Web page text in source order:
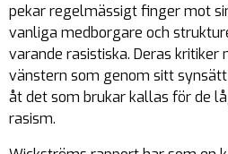
pekar regelmässigt finger mot
vanliga medborgare och
varande rasistiska. Deras
vänstern som genom sitt
åt det som brukar kallas för de
rasism.